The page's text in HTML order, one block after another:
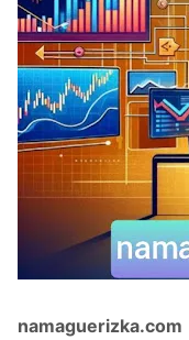
namaguerizka.com